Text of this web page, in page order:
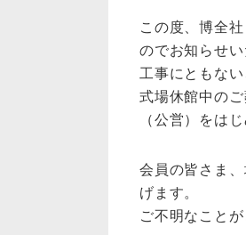
この度、博全
のでお知らせい
工事にともな
式場休館中の
（公営）をは
会員の皆さま
げます。
ご不明なこと